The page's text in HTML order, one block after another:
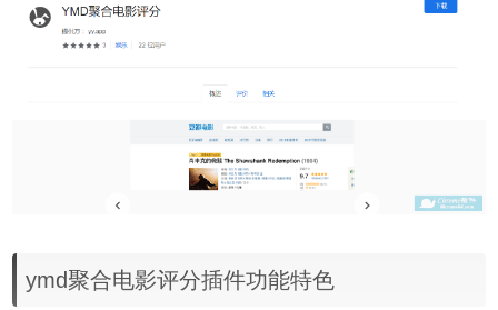
ymd聚合电影评分插件功能特色